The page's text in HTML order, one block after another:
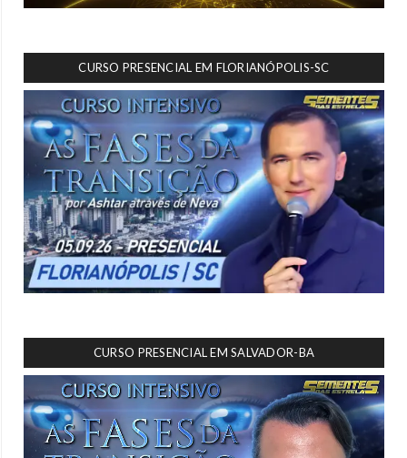
CURSO PRESENCIAL EM FLORIANÓPOLIS-SC
CURSO PRESENCIAL EM SALVADOR-BA